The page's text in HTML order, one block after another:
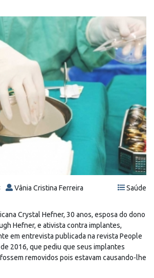
Vânia Cristina Ferreira Saúde
Crystal Hefner, 30 anos, esposa do dono
Hefner, e ativista contra implantes,
em entrevista publicada na revista People
2016, que pediu que seus implantes
removidos pois estavam causando-lhe